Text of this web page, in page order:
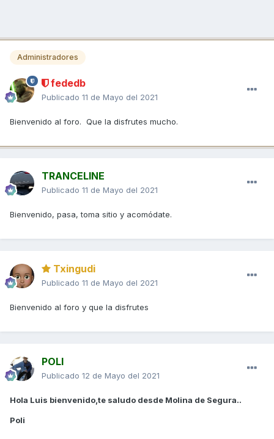
Administradores
fededb
Publicado 11 de Mayo del 2021
Bienvenido al foro. Que la disfrutes mucho.
TRANCELINE
Publicado 11 de Mayo del 2021
Bienvenido, pasa, toma sitio y acomódate.
Txingudi
Publicado 11 de Mayo del 2021
Bienvenido al foro y que la disfrutes
POLI
Publicado 12 de Mayo del 2021
Hola Luis bienvenido,te saludo desde Molina de Segura..
Poli